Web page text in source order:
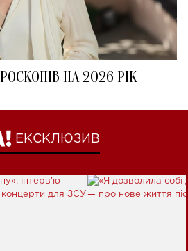
НА 2026 РІК
ЕКСКЛЮЗИВ